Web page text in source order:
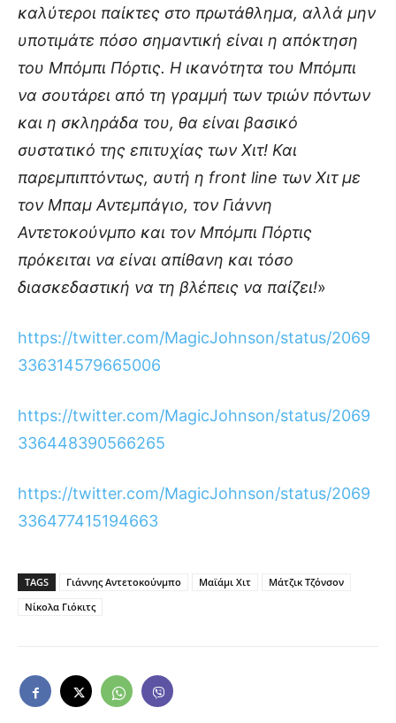
καλύτεροι παίκτες στο πρωτάθλημα, αλλά μην
υποτιμάτε πόσο σημαντική είναι η απόκτηση
του Μπόμπι Πόρτις. Η ικανότητα του Μπόμπι
να σουτάρει από τη γραμμή των τριών πόντων
και η σκληράδα του, θα είναι βασικό
συστατικό της επιτυχίας των Χιτ! Και
παρεμπιπτόντως, αυτή η front line των Χιτ με
τον Μπαμ Αντεμπάγιο, τον Γιάννη
Αντετοκούνμπο και τον Μπόμπι Πόρτις
πρόκειται να είναι απίθανη και τόσο
διασκεδαστική να τη βλέπεις να παίζει!»
https://twitter.com/MagicJohnson/status/2069
336314579665006
https://twitter.com/MagicJohnson/status/2069
336448390566265
https://twitter.com/MagicJohnson/status/2069
336477415194663
TAGS Γιάννης Αντετοκούνμπο Μαϊάμι Χιτ
Μάτζικ Τζόνσον
Νίκολα Γιόκιτς